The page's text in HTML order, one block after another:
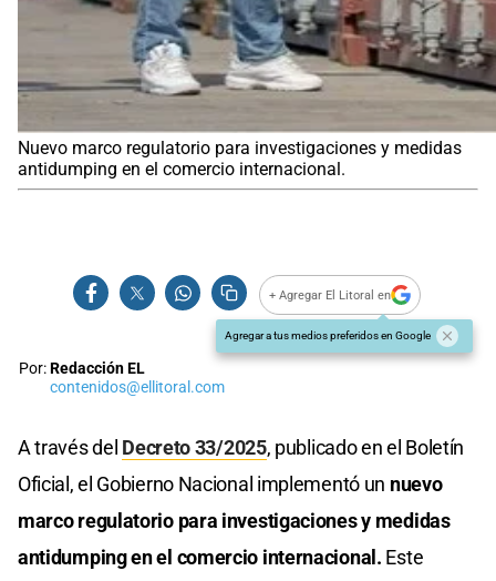
Nuevo marco regulatorio para investigaciones y medidas
antidumping en el comercio internacional.
+ Agregar El Litoral en
Agregar a tus medios preferidos en Google
Por:Redacción EL
contenidos@ellitoral.com
A través del Decreto 33/2025, publicado en el Boletín
Oficial, el Gobierno Nacional implementó un nuevo
marco regulatorio para investigaciones y medidas
antidumping en el comercio internacional. Este